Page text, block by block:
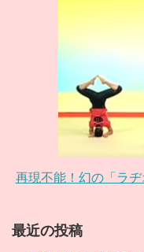
再現不能！幻の「ラ
最近の投稿